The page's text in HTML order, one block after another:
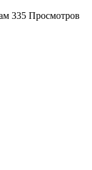
335 Просмотров